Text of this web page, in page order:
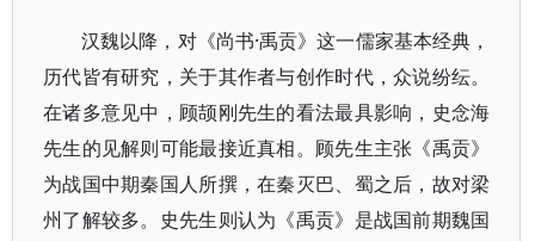
汉魏以降，对《尚书·禹贡》这一儒家基本经典，
历代皆有研究，关于其作者与创作时代，众说纷纭。
在诸多意见中，顾颉刚先生的看法最具影响，史念海
先生的见解则可能最接近真相。顾先生主张《禹贡》
为战国中期秦国人所撰，在秦灭巴、蜀之后，故对梁
州了解较多。史先生则认为《禹贡》是战国前期魏国